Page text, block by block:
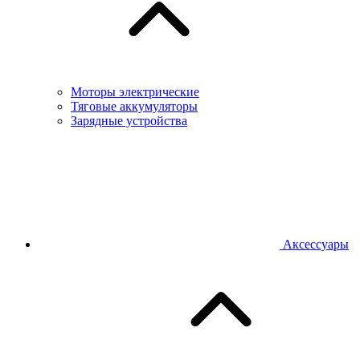
Моторы электрические
Тяговые аккумуляторы
Зарядные устройства
Аксессуары